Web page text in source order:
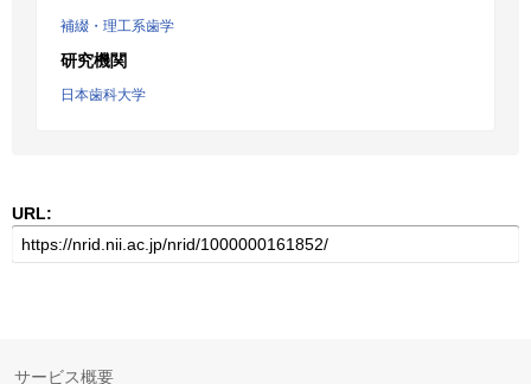
補綴・理工系歯学
研究機関
日本歯科大学
URL:
サービス概要